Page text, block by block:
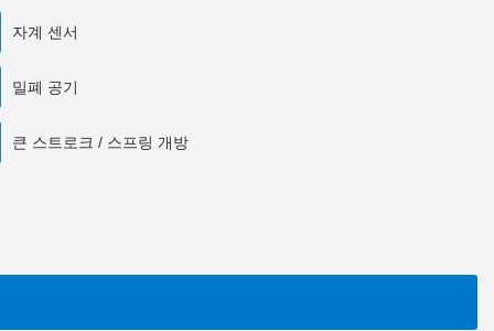
자계 센서
밀폐 공기
큰 스트로크 / 스프링 개방